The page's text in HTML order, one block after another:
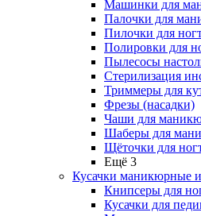
Машинки для
Палочки для
Пилочки для
Полировки для
Пылесосы
Стерилизация
Триммеры для
Фрезы (насадки)
Чаши для
Шаберы для
Щёточки для
Ещё 3
Кусачки маникюрные
Книпсеры для
Кусачки для